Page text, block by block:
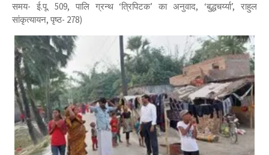
समय- ई.पू. 509, पालि ग्रन्थ ‘त्रिपिटक’ का अनुवाद, ‘बुद्धचर्य्या’, राहुल
सांकृत्यायन, पृष्ठ- 278)